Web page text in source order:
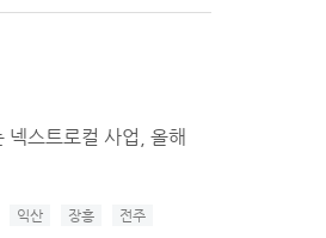
넥스트로컬 사업, 올해
익산 장흥
전주